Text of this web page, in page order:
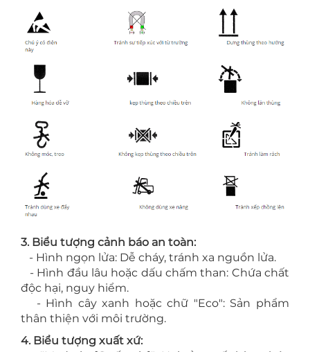
3. Biểu tượng cảnh báo an toàn:
- Hình ngọn lửa: Dễ cháy, tránh xa nguồn lửa.
- Hình đầu lâu hoặc dấu chấm than: Chứa chất
độc hại, nguy hiểm.
- Hình cây xanh hoặc chữ "Eco": Sản phẩm
thân thiện với môi trường.
4. Biểu tượng xuất xứ: